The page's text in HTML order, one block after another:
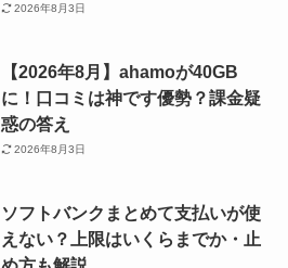
2026年8月3日
【2026年8月】ahamoが40GB
に！口コミは神です優勢？課金疑
惑の答え
2026年8月3日
ソフトバンクまとめて支払いが使
えない？上限はいくらまでか・止